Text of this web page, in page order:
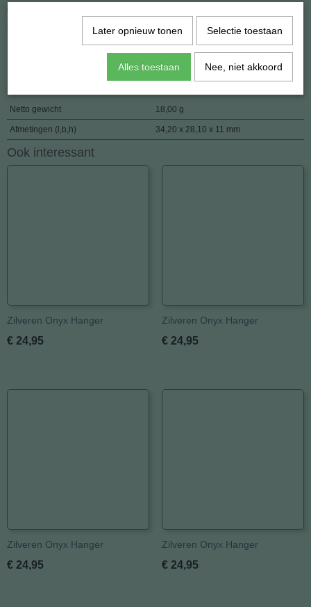
Afmeting : 7.4 x 28.6 x 41 mm.
Gewicht: 16.7 gram.
Herkomst: Madagaskar
Netto gewicht 18,00 g
Afmetingen (l,b,h) 34,20 x 28,10 x 11 mm
Ook interessant
Zilveren Onyx Hanger
€ 24,95
Zilveren Onyx Hanger
€ 24,95
Zilveren Onyx Hanger
€ 24,95
Zilveren Onyx Hanger
€ 24,95
Later opnieuw tonen Selectie toestaan
Alles toestaan Nee, niet akkoord